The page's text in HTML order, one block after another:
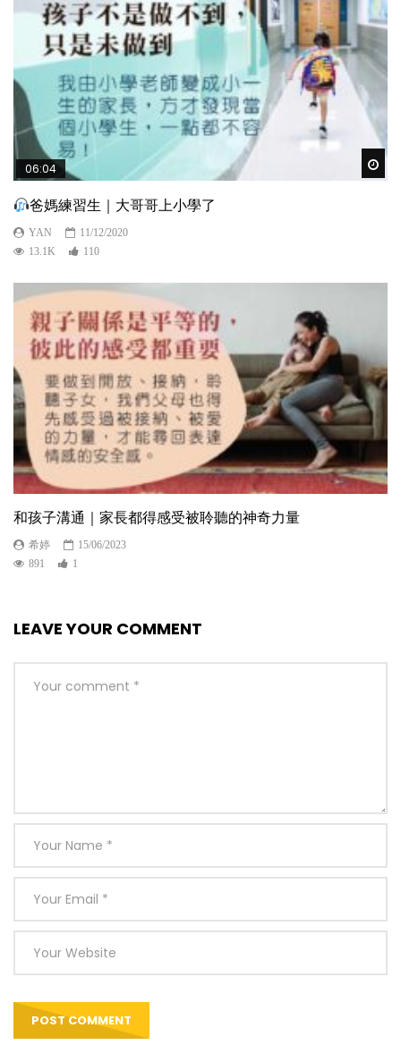
06:04
爸媽練習生｜大哥哥上小學了
YAN
11/12/2020
13.1K
110
和孩子溝通｜家長都得感受被聆聽的神奇力量
希婷
15/06/2023
891
1
LEAVE YOUR COMMENT